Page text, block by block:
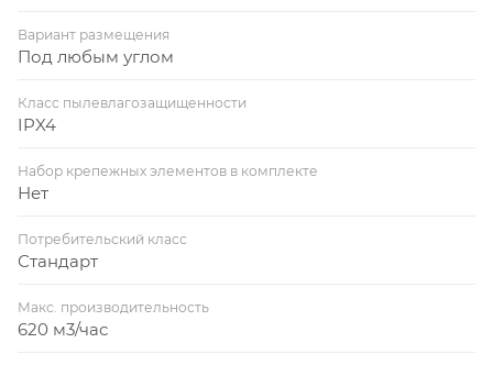
Вариант размещения
Под любым углом
Класс пылевлагозащищенности
IPX4
Набор крепежных элементов в комплекте
Нет
Потребительский класс
Стандарт
Макс. производительность
620 м3/час